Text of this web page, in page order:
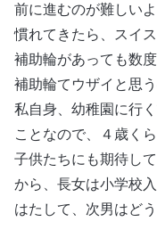
前に進むのが難しいよ
慣れてきたら、スイ
補助輪があっても数
補助輪てウザイと思
私自身、幼稚園に行
ことなので、４歳く
子供たちにも期待し
から、長女は小学校入
はたして、次男はど